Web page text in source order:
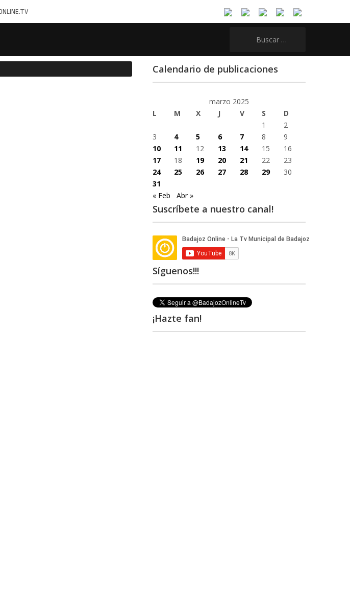
Calendario de publicaciones
marzo 2025
L
M X J V S
D
1
2
3
4 5 6 7 8
9
10
11 12 13 14 15
16
17
18 19 20 21 22
23
24
25 26 27 28 29
30
31
« Feb
Abr »
Suscríbete a nuestro canal!
Síguenos!!!
¡Hazte fan!